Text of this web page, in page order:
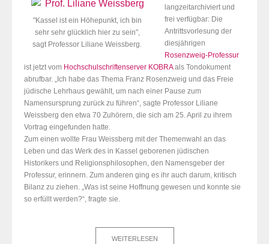
"Kassel ist ein Höhepunkt, ich bin
sehr sehr glücklich hier zu sein",
sagt Professor Liliane Weissberg.
langzeitarchiviert und
frei verfügbar: Die
Antrittsvorlesung der
diesjährigen
Rosenzweig-Professur
ist jetzt vom Hochschulschriftenserver KOBRAals Tondokument
abrufbar. „Ich habe das Thema Franz Rosenzweig und das Freie
jüdische Lehrhaus gewählt, um nach einer Pause zum
Namensursprung zurück zu führen“, sagte Professor Liliane
Weissberg den etwa 70 Zuhörern, die sich am 25. April zu ihrem
Vortrag eingefunden hatte.
Zum einen wollte Frau Weissberg mit der Themenwahl an das
Leben und das Werk des in Kassel geborenen jüdischen
Historikers und Religionsphilosophen, den Namensgeber der
Professur, erinnern. Zum anderen ging es ihr auch darum, kritisch
Bilanz zu ziehen. „Was ist seine Hoffnung gewesen und konnte sie
so erfüllt werden?“, fragte sie.
WEITERLESEN